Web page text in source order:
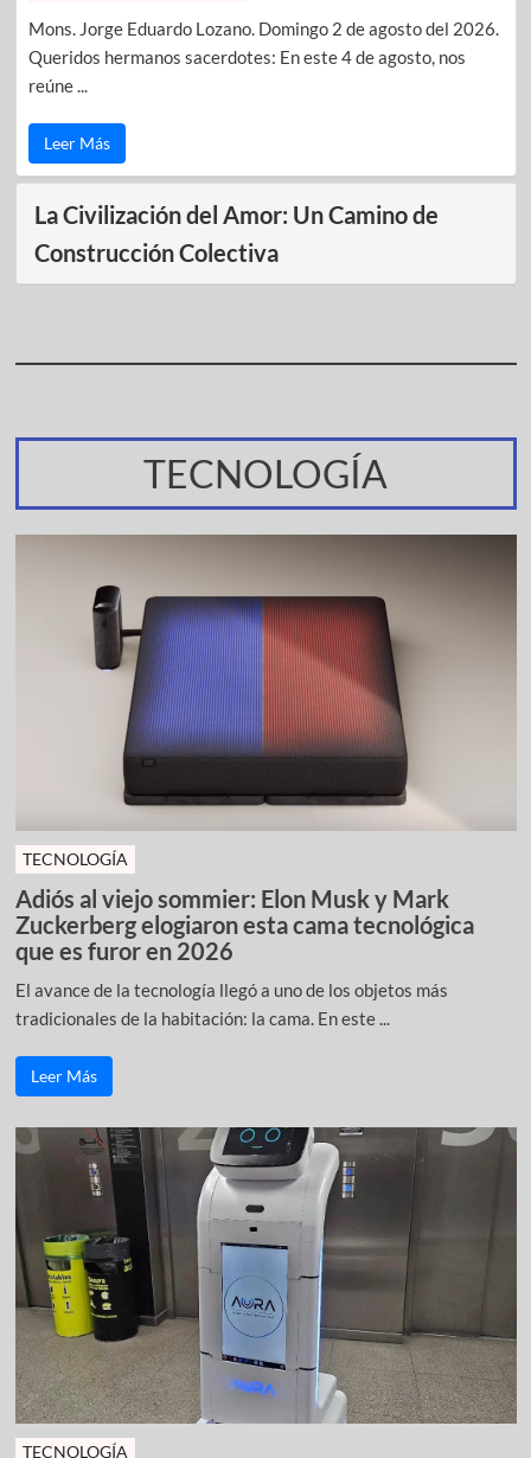
Mons. Jorge Eduardo Lozano. Domingo 2 de agosto del 2026.
Queridos hermanos sacerdotes: En este 4 de agosto, nos
reúne ...
Leer Más
La Civilización del Amor: Un Camino de
Construcción Colectiva
TECNOLOGÍA
TECNOLOGÍA
Adiós al viejo sommier: Elon Musk y Mark
Zuckerberg elogiaron esta cama tecnológica
que es furor en 2026
El avance de la tecnología llegó a uno de los objetos más
tradicionales de la habitación: la cama. En este ...
Leer Más
TECNOLOGÍA